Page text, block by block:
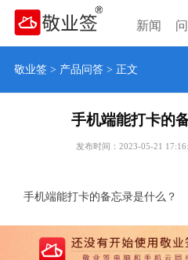
新闻
敬业签> 产品问答> 正文
手机端能打卡的
发布时间：2023-05-21
手机端能打卡的备忘录是什么？